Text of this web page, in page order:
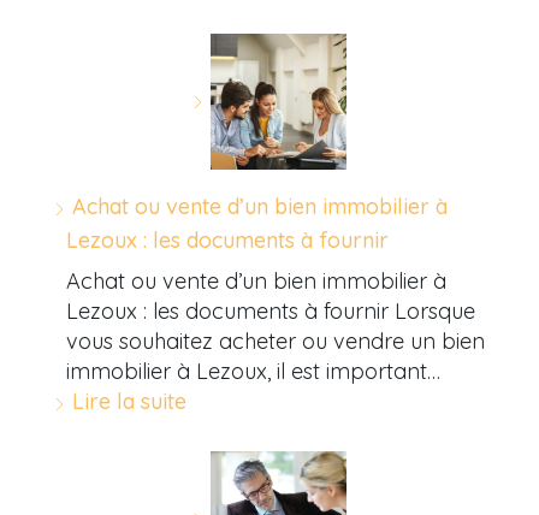
Achat ou vente d’un bien immobilier à
Lezoux : les documents à fournir
Achat ou vente d’un bien immobilier à
Lezoux : les documents à fournir Lorsque
vous souhaitez acheter ou vendre un bien
immobilier à Lezoux, il est important…
Lire la suite